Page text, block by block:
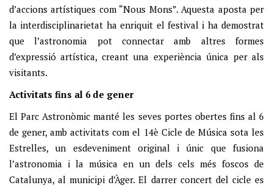
d’accions artístiques com “Nous Mons”. Aquesta aposta per
la interdisciplinarietat ha enriquit el festival i ha demostrat
que l’astronomia pot connectar amb altres formes
d’expressió artística, creant una experiència única per als
visitants.
Activitats fins al 6 de gener
El Parc Astronòmic manté les seves portes obertes fins al 6
de gener, amb activitats com el 14è Cicle de Música sota les
Estrelles, un esdeveniment original i únic que fusiona
l’astronomia i la música en un dels cels més foscos de
Catalunya, al municipi d’Àger. El darrer concert del cicle es